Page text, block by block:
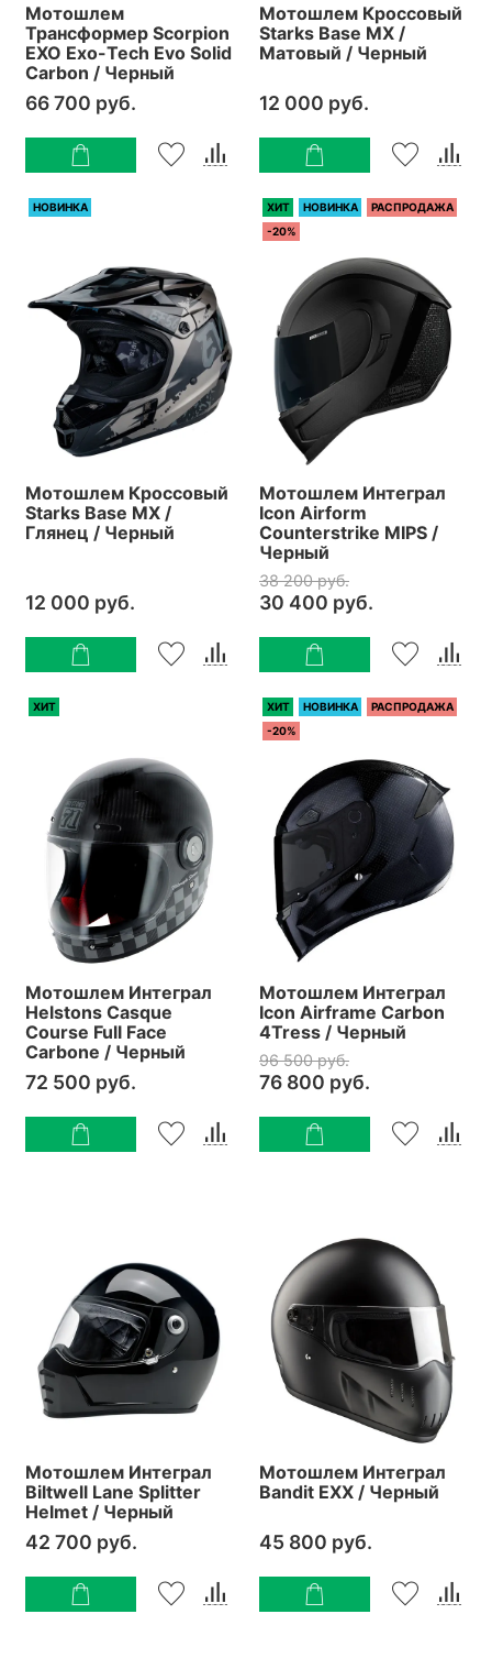
Мотошлем
Трансформер Scorpion
EXO Exo-Tech Evo Solid
Carbon / Черный
66 700 руб.
Мотошлем Кроссовый
Starks Base MX /
Матовый / Черный
12 000 руб.
НОВИНКА
Мотошлем Кроссовый
Starks Base MX /
Глянец / Черный
12 000 руб.
ХИТ НОВИНКА
РАСПРОДАЖА
-20%
Мотошлем Интеграл
Icon Airform
Counterstrike MIPS /
Черный
38 200 руб.
30 400 руб.
ХИТ
Мотошлем Интеграл
Helstons Casque
Course Full Face
Carbone / Черный
72 500 руб.
ХИТ НОВИНКА
РАСПРОДАЖА
-20%
Мотошлем Интеграл
Icon Airframe Carbon
4Tress / Черный
96 500 руб.
76 800 руб.
Мотошлем Интеграл
Biltwell Lane Splitter
Helmet / Черный
42 700 руб.
Мотошлем Интеграл
Bandit EXX / Черный
45 800 руб.